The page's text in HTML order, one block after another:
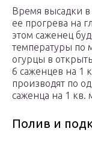
Время высадки в
ее прогрева на
этом саженец
температуры по
огурцы в
6 саженцев на 1
производят по
саженца на 1 кв.
Полив и